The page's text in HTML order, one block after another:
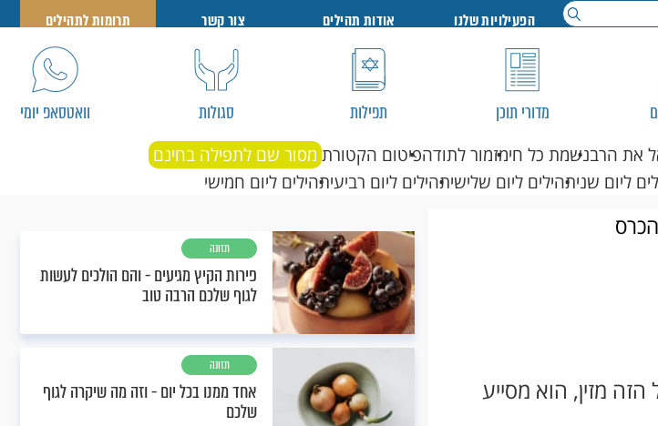
הפעילויות שלנו אודות תהילים צור קשר תרומות לתהילים
מדורי תוכן תפילות סגולות וואטסאפ יומי
את הרבנשמת כל חימזמור לתודהפיטום הקטורת מסור שם לתפילה בחינם
ליום שניתהילים ליום שלישיתהילים ליום רביעיתהילים ליום חמישי
מזין, הוא מסייע
תזונה
פירות הקיץ מגיעים - והם הולכים לעשות
לגוף שלכם הרבה טוב
תזונה
אחד ממנו בכל יום - וזה מה שיקרה לגוף
שלכם